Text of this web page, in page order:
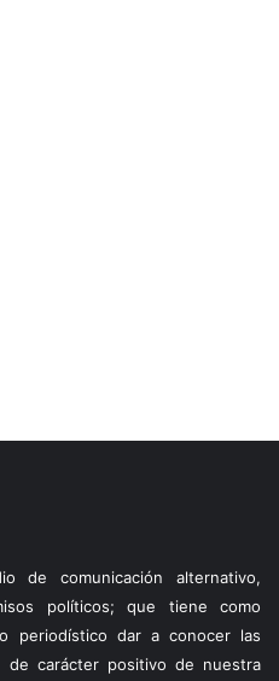
de comunicación alternativo,
políticos; que tiene como
periodístico dar a conocer las
de carácter positivo de nuestra